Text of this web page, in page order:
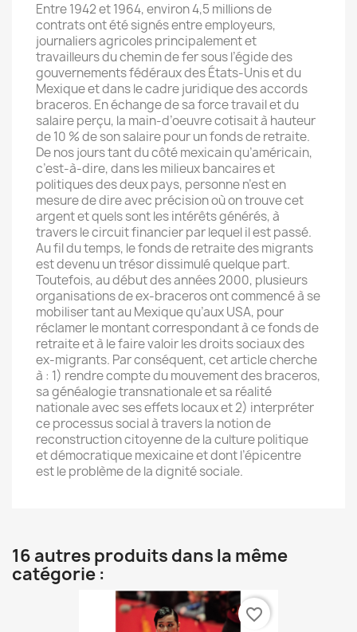
Entre 1942 et 1964, environ 4,5 millions de
contrats ont été signés entre employeurs,
journaliers agricoles principalement et
travailleurs du chemin de fer sous l’égide des
gouvernements fédéraux des États-Unis et du
Mexique et dans le cadre juridique des accords
braceros. En échange de sa force travail et du
salaire perçu, la main-d’oeuvre cotisait à hauteur
de 10 % de son salaire pour un fonds de retraite.
De nos jours tant du côté mexicain qu’américain,
c’est-à-dire, dans les milieux bancaires et
politiques des deux pays, personne n’est en
mesure de dire avec précision où on trouve cet
argent et quels sont les intérêts générés, à
travers le circuit financier par lequel il est passé.
Au fil du temps, le fonds de retraite des migrants
est devenu un trésor dissimulé quelque part.
Toutefois, au début des années 2000, plusieurs
organisations de ex-braceros ont commencé à se
mobiliser tant au Mexique qu’aux USA, pour
réclamer le montant correspondant à ce fonds de
retraite et à le faire valoir les droits sociaux des
ex-migrants. Par conséquent, cet article cherche
à : 1) rendre compte du mouvement des braceros,
sa généalogie transnationale et sa réalité
nationale avec ses effets locaux et 2) interpréter
ce processus social à travers la notion de
reconstruction citoyenne de la culture politique
et démocratique mexicaine et dont l’épicentre
est le problème de la dignité sociale.
16 autres produits dans la même
catégorie :
favorite_border